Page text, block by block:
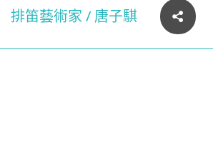
排笛藝術家 / 唐子騏